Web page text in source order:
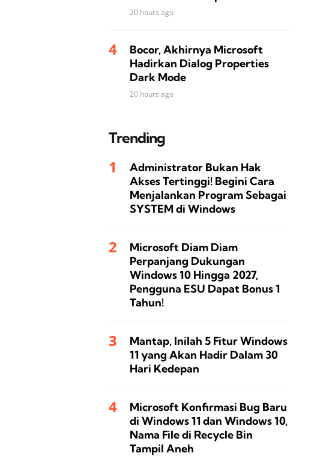
20 hours ago
Bocor, Akhirnya Microsoft
Hadirkan Dialog Properties
Dark Mode
20 hours ago
Trending
Administrator Bukan Hak
Akses Tertinggi! Begini Cara
Menjalankan Program Sebagai
SYSTEM di Windows
Microsoft Diam Diam
Perpanjang Dukungan
Windows 10 Hingga 2027,
Pengguna ESU Dapat Bonus 1
Tahun!
Mantap, Inilah 5 Fitur Windows
11 yang Akan Hadir Dalam 30
Hari Kedepan
Microsoft Konfirmasi Bug Baru
di Windows 11 dan Windows 10,
Nama File di Recycle Bin
Tampil Aneh